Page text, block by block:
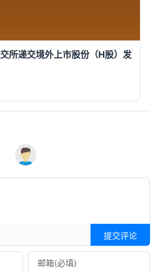
所递交境外上市股份（H股）发
提交评论